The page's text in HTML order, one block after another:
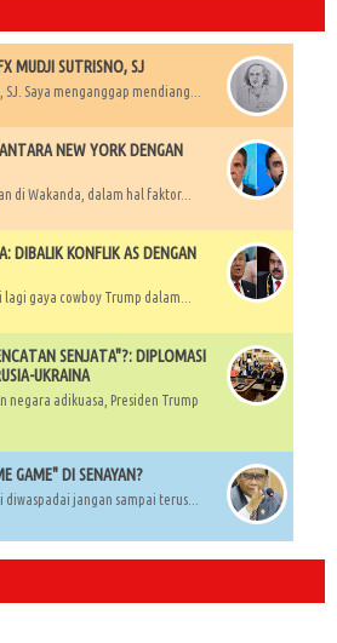
MUDJI SUTRISNO, SJ
SJ. Saya menganggap mendiang...
NEW YORK DENGAN
di Wakanda, dalam hal faktor...
DIBALIK KONFLIK AS DENGAN
gaya cowboy Trump dalam...
SENJATA"?: DIPLOMASI
UKRAINA
negara adikuasa, Presiden Trump
GAME" DI SENAYAN?
jangan sampai terus...